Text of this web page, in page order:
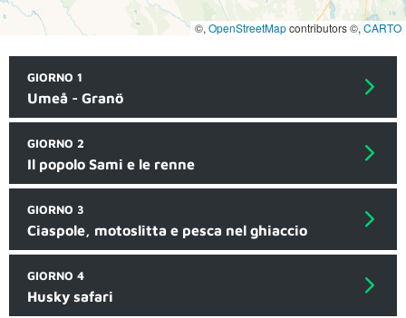
©, OpenStreetMapcontributors ©, CARTO
GIORNO 1
Umeå - Granö
GIORNO 2
Il popolo Sami e le renne
GIORNO 3
Ciaspole, motoslitta e pesca nel ghiaccio
GIORNO 4
Husky safari